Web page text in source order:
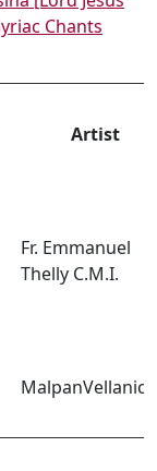
Chants
Artist
Fr. Emmanuel
Thelly C.M.I.